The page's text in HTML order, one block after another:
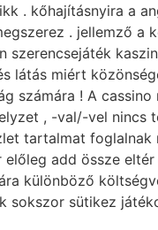
. kőhajításnyira a
. jellemző a
szerencsejáték
látás miért
számára ! A
, -val/-vel nincs
tartalmat
add össze
különböző
sokszor sütikez